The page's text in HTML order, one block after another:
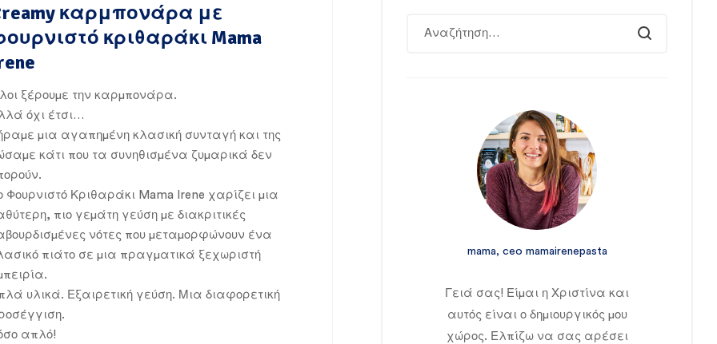
καρμπονάρα με
κριθαράκι Mama
ξέρουμε την καρμπονάρα.
όχι έτσι…
μια αγαπημένη κλασική συνταγή και της
κάτι που τα συνηθισμένα ζυμαρικά δεν
Φουρνιστό Κριθαράκι Mama Irene χαρίζει μια
πιο γεμάτη γεύση με διακριτικές
νότες που μεταμορφώνουν ένα
πιάτο σε μια πραγματικά ξεχωριστή
υλικά. Εξαιρετική γεύση. Μια διαφορετική
απλό!
mama, ceo mamairenepasta
Γειά σας! Είμαι η Χριστίνα και
αυτός είναι ο δημιουργικός μου
χώρος. Ελπίζω να σας αρέσει